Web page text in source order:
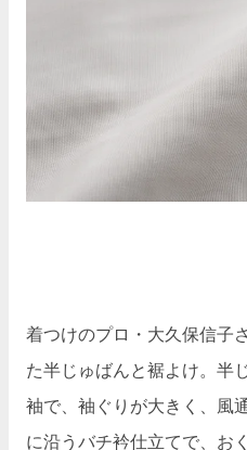
着つけのプロ・大久保信子
た半じゅばんと裾よけ。半
袖で、袖ぐりが大きく、風
に沿うバチ衿仕立てで、お